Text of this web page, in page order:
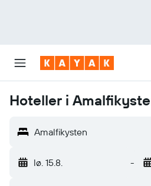
Hoteller i
Amalfikysten
lø. 15.8. -